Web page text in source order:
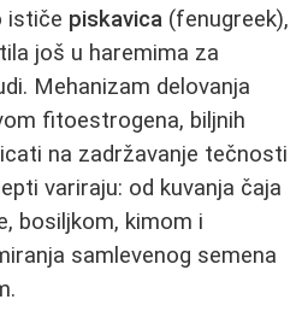
ističe piskavica (fenugreek),
još u haremima za
Mehanizam delovanja
fitoestrogena, biljnih
na zadržavanje tečnosti
variraju: od kuvanja čaja
bosiljkom, kimom i
samlevenog semena